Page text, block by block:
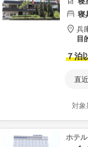
寝
兵
目
７泊
直
対象
ホテル